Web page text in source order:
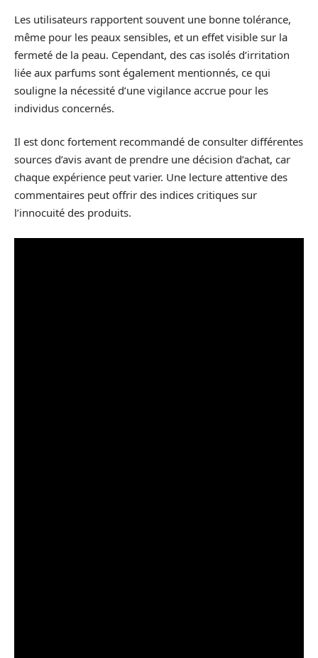
Les utilisateurs rapportent souvent une bonne tolérance,
même pour les peaux sensibles, et un effet visible sur la
fermeté de la peau. Cependant, des cas isolés d’irritation
liée aux parfums sont également mentionnés, ce qui
souligne la nécessité d’une vigilance accrue pour les
individus concernés.
Il est donc fortement recommandé de consulter différentes
sources d’avis avant de prendre une décision d’achat, car
chaque expérience peut varier. Une lecture attentive des
commentaires peut offrir des indices critiques sur
l’innocuité des produits.